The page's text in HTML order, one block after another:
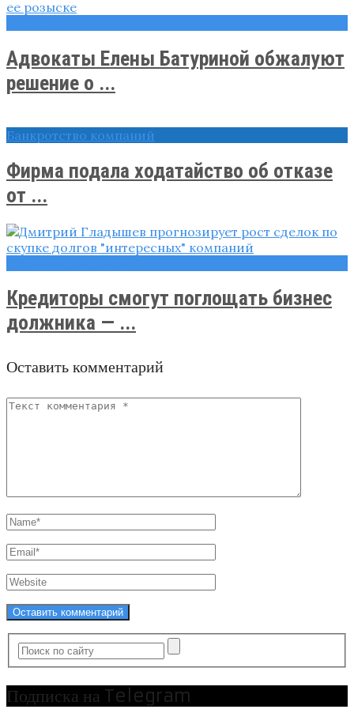
Адвокаты Елены Батуриной обжалуют
решение о ...
Банкротство компаний
Фирма подала ходатайство об отказе
от ...
Кредиторы смогут поглощать бизнес
должника — ...
Оставить комментарий
Подписка на Telegram